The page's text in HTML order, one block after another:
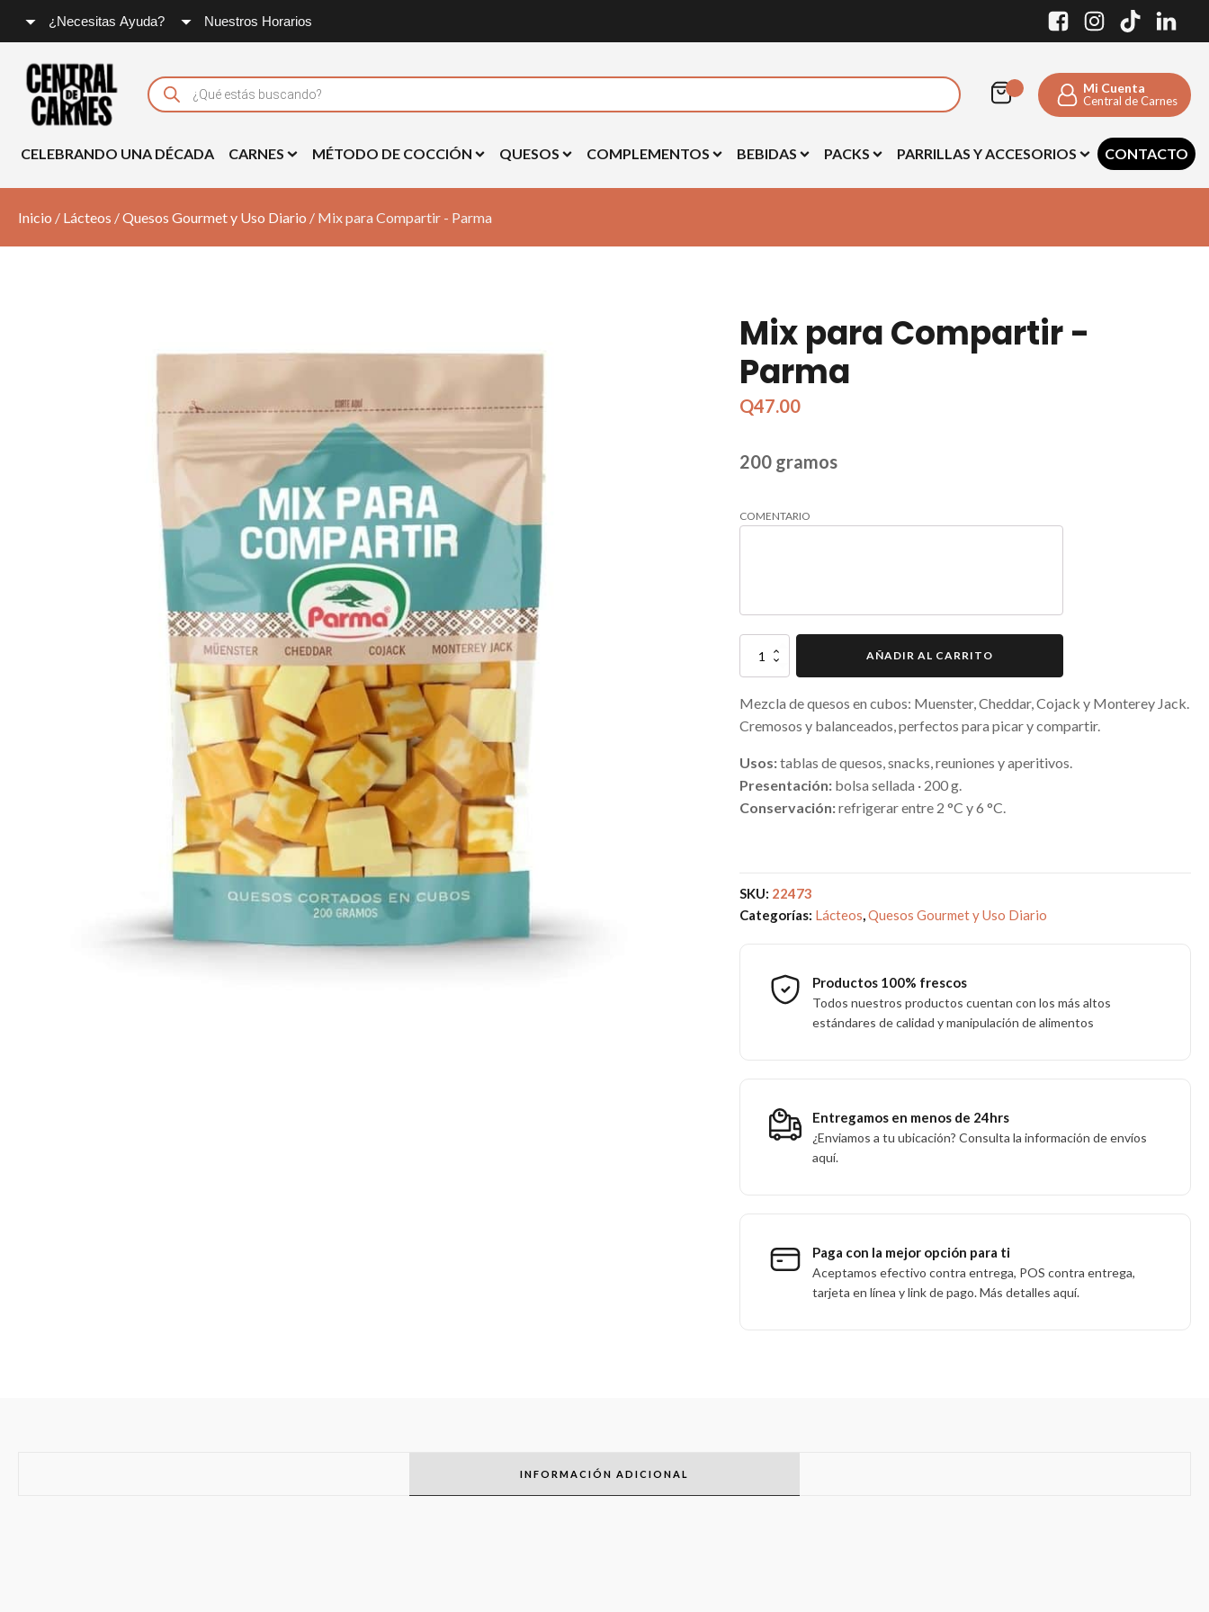
¿Necesitas Ayuda? Nuestros Horarios
Products
search
Mi Cuenta
Central de Carnes
CELEBRANDO UNA DÉCADA CARNES MÉTODO DE COCCIÓN QUESOS COMPLEMENTOS BEBIDAS PACKS PARRILLAS Y ACCESORIOS CONTACTO
Inicio / Lácteos /Quesos Gourmet y Uso Diario / Mix para Compartir - Parma
Mix para Compartir -
Parma
Q47.00
200 gramos
COMENTARIO
-
Parma
quantity
AÑADIR AL CARRITO
Mezcla de quesos en cubos: Muenster, Cheddar, Cojack y Monterey Jack.
Cremosos y balanceados, perfectos para picar y compartir.
Usos:tablas de quesos, snacks, reuniones y aperitivos.
Presentación: bolsa sellada · 200 g.
Conservación:refrigerar entre 2 °C y 6 °C.
SKU: 22473
Categorías: Lácteos,Quesos Gourmet y Uso Diario
Productos 100% frescos
Todos nuestros productos cuentan con los más altos
estándares de calidad y manipulación de alimentos
Entregamos en menos de 24hrs
¿Enviamos a tu ubicación? Consulta la información de envíos
aquí.
Paga con la mejor opción para ti
Aceptamos efectivo contra entrega, POS contra entrega,
tarjeta en línea y link de pago. Más detalles aquí.
INFORMACIÓN ADICIONAL